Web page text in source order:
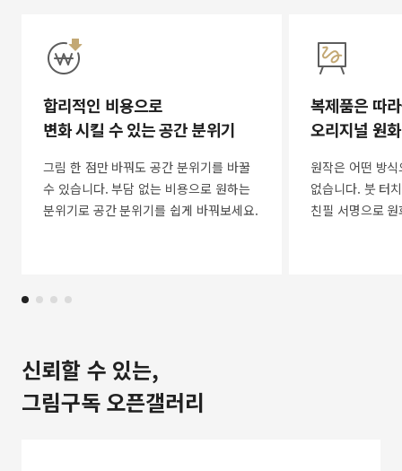
합리적인 비용으로
변화 시킬 수 있는 공간 분위기
그림 한 점만 바꿔도 공간 분위기를 바꿀
수 있습니다. 부담 없는 비용으로 원하는
분위기로 공간 분위기를 쉽게 바꿔보세요.
복제품은 따
오리지널 원
원작은 어떤 방
없습니다. 붓 터
친필 서명으로
신뢰할 수 있는,
그림구독 오픈갤러리